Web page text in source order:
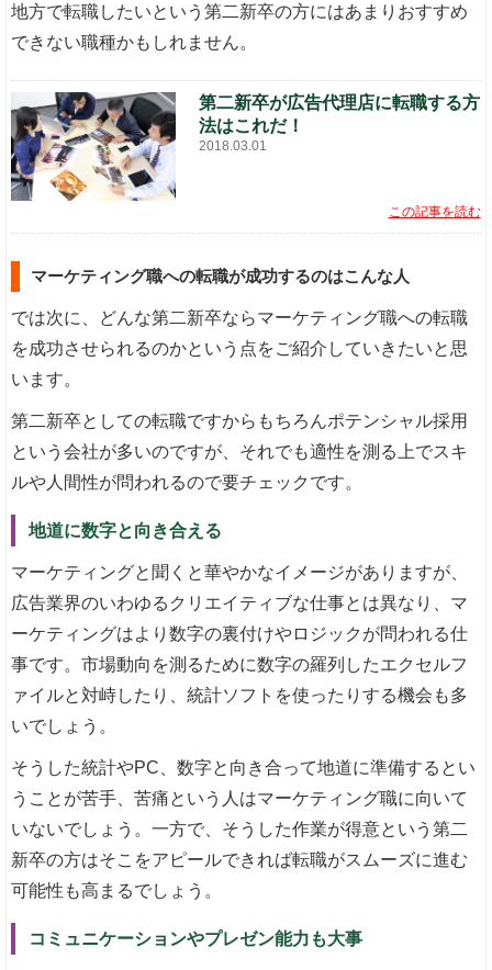
地方で転職したいという第二新卒の方にはあまりおすすめ
できない職種かもしれません。
第二新卒が広告代理店に転職する方
法はこれだ！
2018.03.01
この記事を読む
マーケティング職への転職が成功するのはこんな人
では次に、どんな第二新卒ならマーケティング職への転職
を成功させられるのかという点をご紹介していきたいと思
います。
第二新卒としての転職ですからもちろんポテンシャル採用
という会社が多いのですが、それでも適性を測る上でスキ
ルや人間性が問われるので要チェックです。
地道に数字と向き合える
マーケティングと聞くと華やかなイメージがありますが、
広告業界のいわゆるクリエイティブな仕事とは異なり、マ
ーケティングはより数字の裏付けやロジックが問われる仕
事です。市場動向を測るために数字の羅列したエクセルフ
ァイルと対峙したり、統計ソフトを使ったりする機会も多
いでしょう。
そうした統計やPC、数字と向き合って地道に準備するとい
うことが苦手、苦痛という人はマーケティング職に向いて
いないでしょう。一方で、そうした作業が得意という第二
新卒の方はそこをアピールできれば転職がスムーズに進む
可能性も高まるでしょう。
コミュニケーションやプレゼン能力も大事